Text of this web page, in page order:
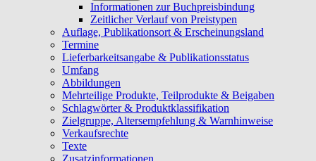
Informationen zur Buchpreisbindung
Zeitlicher Verlauf von Preistypen
Auflage, Publikationsort & Erscheinungsland
Termine
Lieferbarkeitsangabe & Publikationsstatus
Umfang
Abbildungen
Mehrteilige Produkte, Teilprodukte & Beigaben
Schlagwörter & Produktklassifikation
Zielgruppe, Altersempfehlung & Warnhinweise
Verkaufsrechte
Texte
Zusatzinformationen